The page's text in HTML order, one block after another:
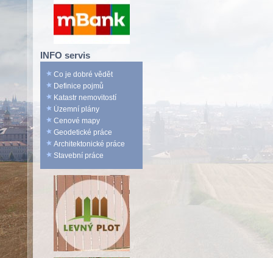
INFO servis
Co je dobré vědět
Definice pojmů
Katastr nemovitostí
Územní plány
Cenové mapy
Geodetické práce
Architektonické práce
Stavební práce